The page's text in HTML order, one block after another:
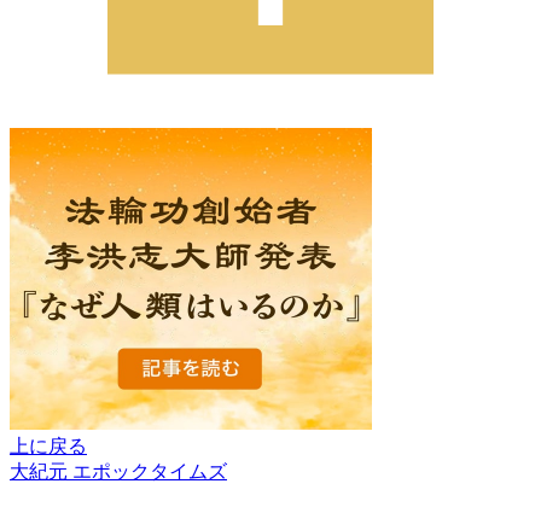
上に戻る
大紀元 エポックタイムズ